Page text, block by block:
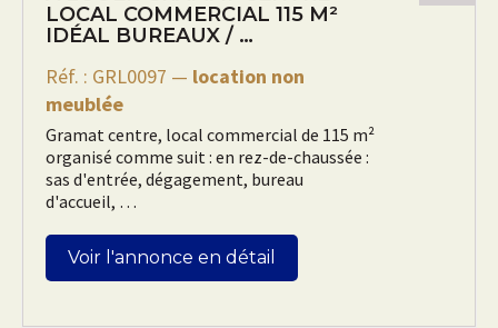
Rechercher
LOCAL COMMERCIAL 115 M²
IDÉAL BUREAUX / …
Réf. : GRL0097 — location non
meublée
Gramat centre, local commercial de 115 m²
organisé comme suit : en rez-de-chaussée :
sas d'entrée, dégagement, bureau
d'accueil, …
Voir l'annonce en détail